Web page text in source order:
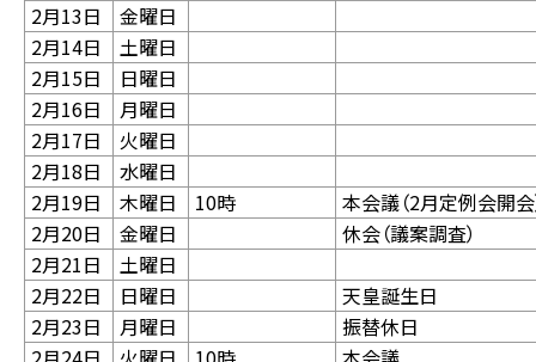
2月13日
金曜日
2月14日
土曜日
2月15日
日曜日
2月16日
月曜日
2月17日
火曜日
2月18日
水曜日
2月19日
木曜日 10時
本会議（2月定例会開
2月20日
金曜日
休会（議案調査）
2月21日
土曜日
2月22日
日曜日
天皇誕生日
2月23日
月曜日
振替休日